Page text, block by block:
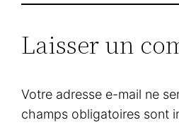
Laisser un
Votre adresse e-mail ne
champs obligatoires sont